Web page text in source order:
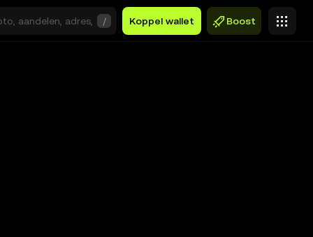
/ Koppel wallet Boost